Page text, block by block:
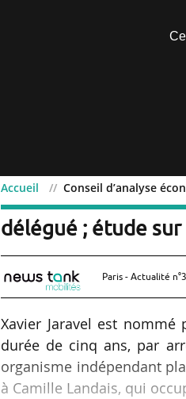
Accueil Conseil d’analyse
Conseil d’analyse
délégué ; étude
Paris - Actualité
Xavier Jaravel est nommé
durée de cinq ans, par
organisme indépendant
à Camille Landais, qui